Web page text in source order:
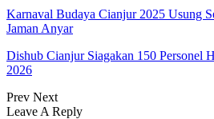
Karnaval Budaya Cianjur 2025 Usung
Jaman Anyar
Dishub Cianjur Siagakan 150 Personel
2026
Prev Next
Leave A Reply